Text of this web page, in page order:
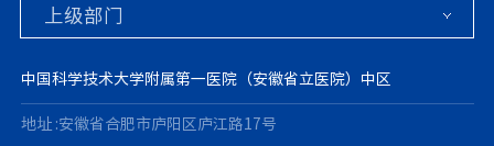
中国科学技术大学附属第一医院（安徽省立医院）中区
地址 :安徽省合肥市庐阳区庐江路17号